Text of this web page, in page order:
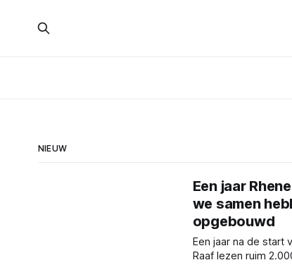
NIEUW
Een jaar
we samen
opgebouwd
Een jaar na de start
Raaf lezen ruim